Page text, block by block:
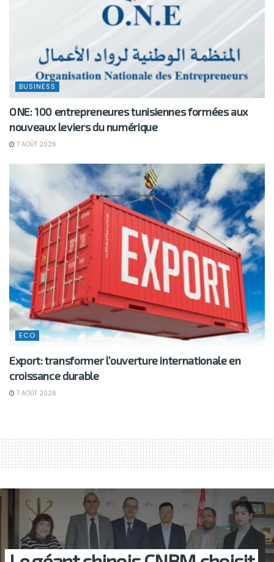
BUSINESS
ONE: 100 entrepreneures tunisiennes formées aux
nouveaux leviers du numérique
7 AOÛT 2026
ECO
Export: transformer l’ouverture internationale en
croissance durable
7 AOÛT 2026